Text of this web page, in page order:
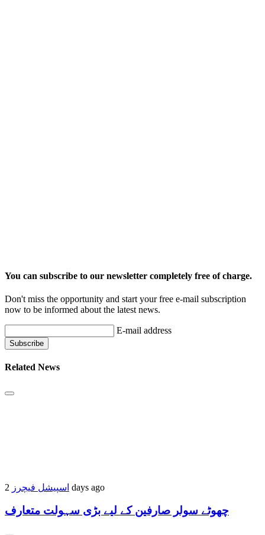
You can subscribe to our newsletter completely free of charge.
Don't miss the opportunity and start your free e-mail subscription
now to be informed about the latest news.
E-mail address
Related News
اسپیشل فیچرز 2 days ago
چھوٹے سولر صارفین کے لیے بڑی سہولت متعارف